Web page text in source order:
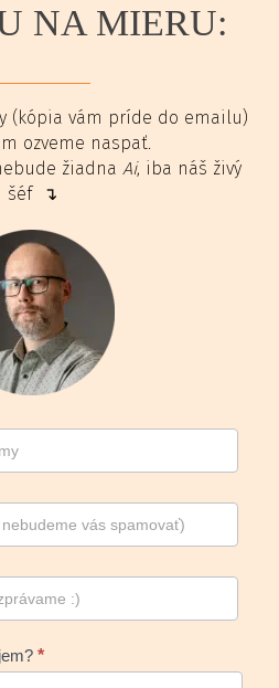
NA MIERU:
(kópia vám príde do emailu)
ozveme naspať.
žiadna Ai, iba náš živý
šéf ↴
*